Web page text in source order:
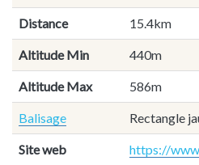
Distance 15.4km
Altitude Min 440m
Altitude Max 586m
Balisage Rectangle
Site web https://